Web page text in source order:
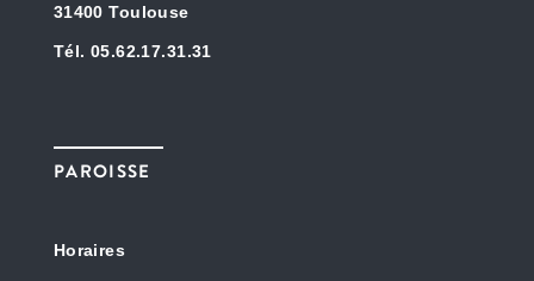
31400 Toulouse
Tél. 05.62.17.31.31
PAROISSE
Horaires